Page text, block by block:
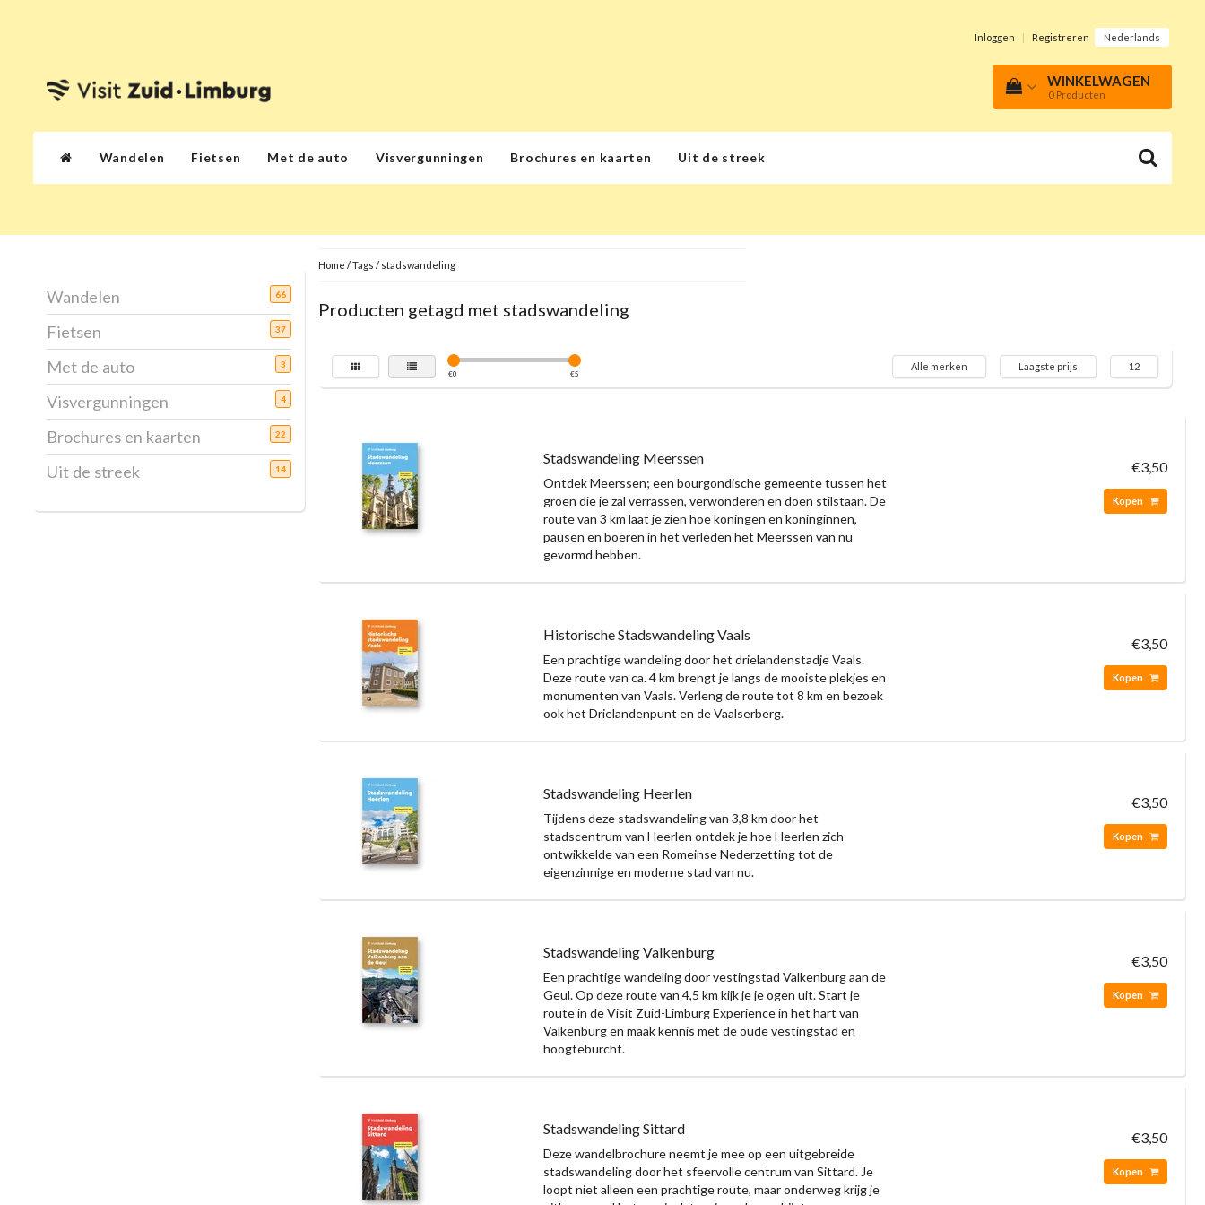
Inloggen | Registreren Nederlands
WINKELWAGEN
0 Producten
Wandelen Fietsen Met de auto Visvergunningen Brochures en kaarten Uit de streek
Wandelen 66
Fietsen 37
Met de auto 3
Visvergunningen 4
Brochures en kaarten 22
Uit de streek 14
Home /Tags / stadswandeling
Producten getagd met stadswandeling
€0 €5
Alle merken Laagste prijs 12
Stadswandeling Meerssen
Ontdek Meerssen; een bourgondische gemeente tussen het
groen die je zal verrassen, verwonderen en doen stilstaan. De
route van 3 km laat je zien hoe koningen en koninginnen,
pausen en boeren in het verleden het Meerssen van nu
gevormd hebben.
€3,50
Kopen
Historische Stadswandeling Vaals
Een prachtige wandeling door het drielandenstadje Vaals.
Deze route van ca. 4 km brengt je langs de mooiste plekjes en
monumenten van Vaals. Verleng de route tot 8 km en bezoek
ook het Drielandenpunt en de Vaalserberg.
€3,50
Kopen
Stadswandeling Heerlen
Tijdens deze stadswandeling van 3,8 km door het
stadscentrum van Heerlen ontdek je hoe Heerlen zich
ontwikkelde van een Romeinse Nederzetting tot de
eigenzinnige en moderne stad van nu.
€3,50
Kopen
Stadswandeling Valkenburg
Een prachtige wandeling door vestingstad Valkenburg aan de
Geul. Op deze route van 4,5 km kijk je je ogen uit. Start je
route in de Visit Zuid-Limburg Experience in het hart van
Valkenburg en maak kennis met de oude vestingstad en
hoogteburcht.
€3,50
Kopen
Stadswandeling Sittard
Deze wandelbrochure neemt je mee op een uitgebreide
stadswandeling door het sfeervolle centrum van Sittard. Je
loopt niet alleen een prachtige route, maar onderweg krijg je
€3,50
Kopen